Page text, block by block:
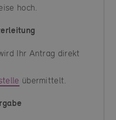
hoch.
Ihr Antrag direkt
übermittelt.